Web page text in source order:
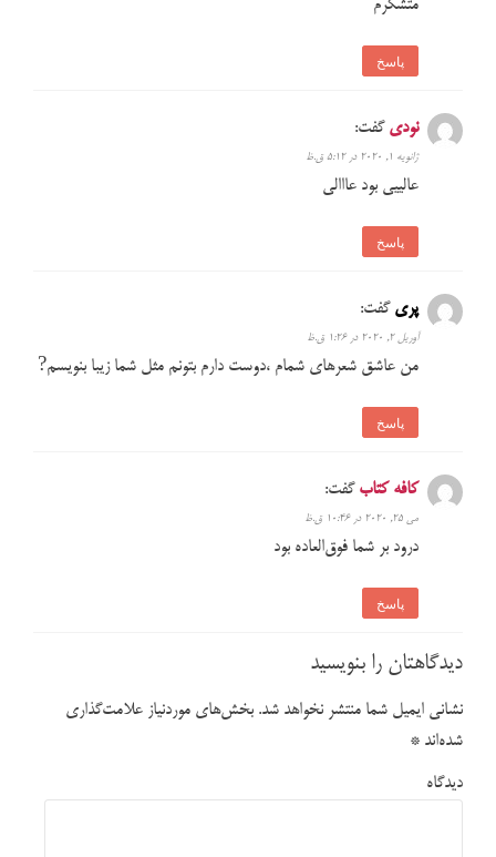
متشکرم
پاسخ
نودی گفت:
ژانویه 1, 2020 در 5:12 ق.ظ
عالییی بود عااالی
پاسخ
پري گفت:
آوریل 2, 2020 در 1:26 ق.ظ
من عاشق شعرهاي شمام ،دوست دارم بتونم مثل شما زيبا بنويسم?
پاسخ
کافه کتاب گفت:
می 25, 2020 در 10:46 ق.ظ
درود بر شما فوق‌العاده بود
پاسخ
دیدگاهتان را بنویسید
نشانی ایمیل شما منتشر نخواهد شد. بخش‌های موردنیاز علامت‌گذاری
شده‌اند *
دیدگاه